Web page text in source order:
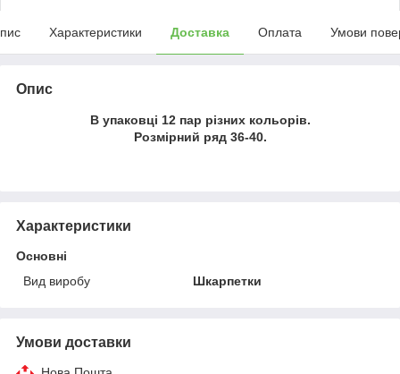
Характеристики Доставка Оплата Умови
Опис
В упаковці 12 пар різних кольорів.
Розмірний ряд 36-40.
Характеристики
Основні
Вид виробу
Шкарпетки
Умови доставки